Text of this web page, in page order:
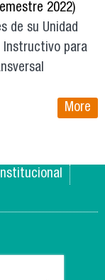
2022)
de su Unidad
Instructivo para
More